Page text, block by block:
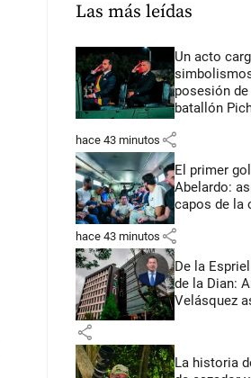
Las más leídas
Un acto
posesión de
batallón
hace 43 minutos share
El primer
Abelardo:
capos de la
hace 43 minutos share
De la
de la Dian:
Velásquez
share
La historia